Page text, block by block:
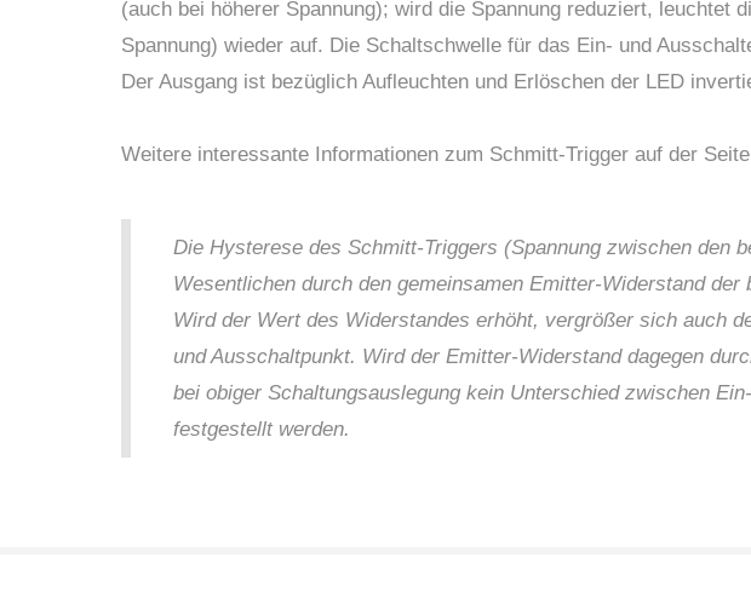
(auch bei höherer Spannung); wird die Spannung reduziert, leuchtet
Spannung) wieder auf. Die Schaltschwelle für das Ein- und
Der Ausgang ist bezüglich Aufleuchten und Erlöschen der LED
Weitere interessante Informationen zum Schmitt-Trigger auf der
Die Hysterese des Schmitt-Triggers (Spannung zwischen den
Wesentlichen durch den gemeinsamen Emitter-Widerstand der
Wird der Wert des Widerstandes erhöht, vergrößer sich auch
und Ausschaltpunkt. Wird der Emitter-Widerstand dagegen
bei obiger Schaltungsauslegung kein Unterschied zwischen
festgestellt werden.